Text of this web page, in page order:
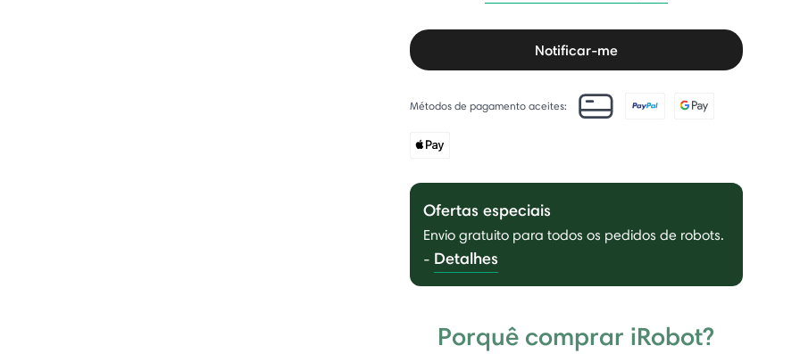
Notificar-me
Métodos de pagamento aceites:
Ofertas especiais
Envio gratuito para todos os pedidos de robots.
- Detalhes
Porquê comprar iRobot?